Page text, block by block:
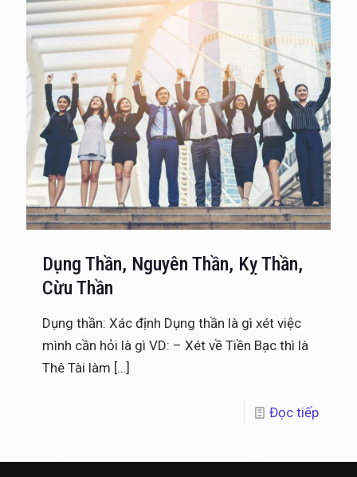
Dụng Thần, Nguyên Thần, Kỵ Thần,
Cừu Thần
Dụng thần: Xác định Dụng thần là gì xét việc
mình cần hỏi là gì VD: – Xét về Tiền Bạc thì là
Thê Tài làm […]
Đọc tiếp